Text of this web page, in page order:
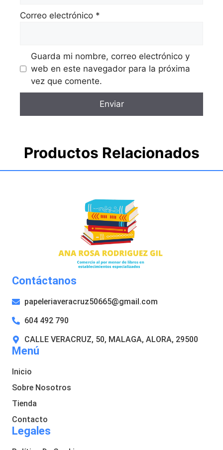
Correo electrónico *
Guarda mi nombre, correo electrónico y
web en este navegador para la próxima
vez que comente.
Productos Relacionados
Menú
Inicio
Sobre Nosotros
Tienda
Contacto
Legales
Contáctanos
papeleriaveracruz50665@gmail.com
604 492 790
CALLE VERACRUZ, 50, MALAGA, ALORA, 29500